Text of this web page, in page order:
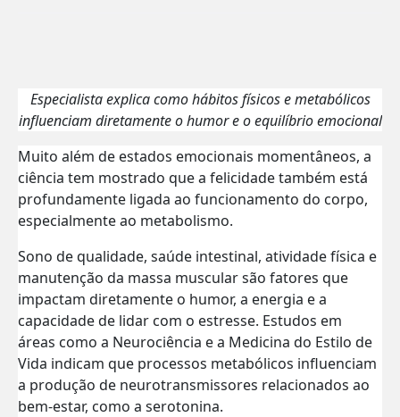
Especialista explica como hábitos físicos e metabólicos
influenciam diretamente o humor e o equilíbrio emocional
Muito além de estados emocionais momentâneos, a
ciência tem mostrado que a felicidade também está
profundamente ligada ao funcionamento do corpo,
especialmente ao metabolismo.
Sono de qualidade, saúde intestinal, atividade física e
manutenção da massa muscular são fatores que
impactam diretamente o humor, a energia e a
capacidade de lidar com o estresse. Estudos em
áreas como a Neurociência e a Medicina do Estilo de
Vida indicam que processos metabólicos influenciam
a produção de neurotransmissores relacionados ao
bem-estar, como a serotonina.